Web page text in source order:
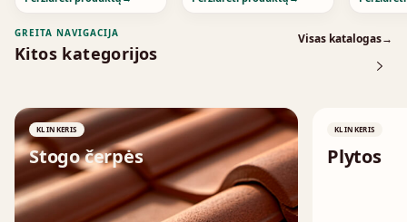
GREITA NAVIGACIJA
Kitos kategorijos
Visas katalogas→
KLINKERIS
Stogo čerpės
↗
KLINKERIS
Plytos